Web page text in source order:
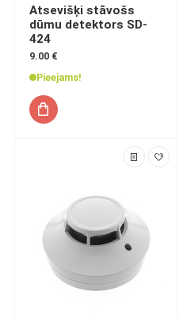
Atsevišķi stāvošs
dūmu detektors SD-
424
9.00 €
Pieejams!